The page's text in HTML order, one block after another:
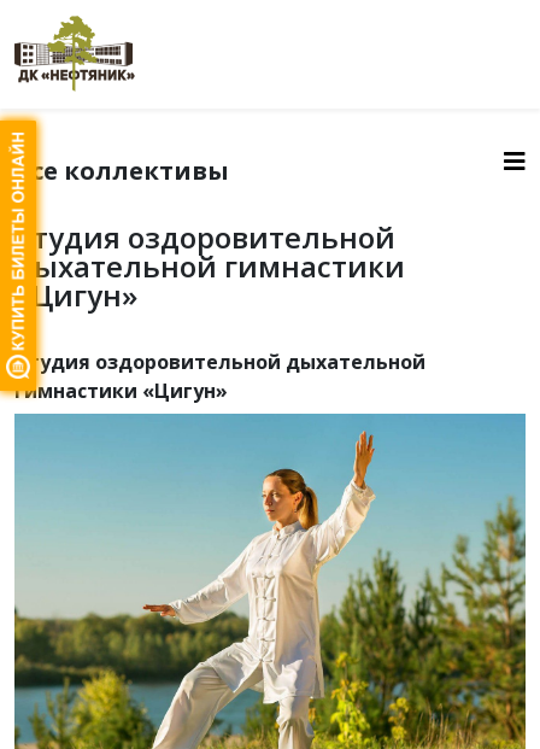
Все коллективы
Студия оздоровительной
дыхательной гимнастики
«Цигун»
Студия оздоровительной дыхательной
гимнастики «Цигун»